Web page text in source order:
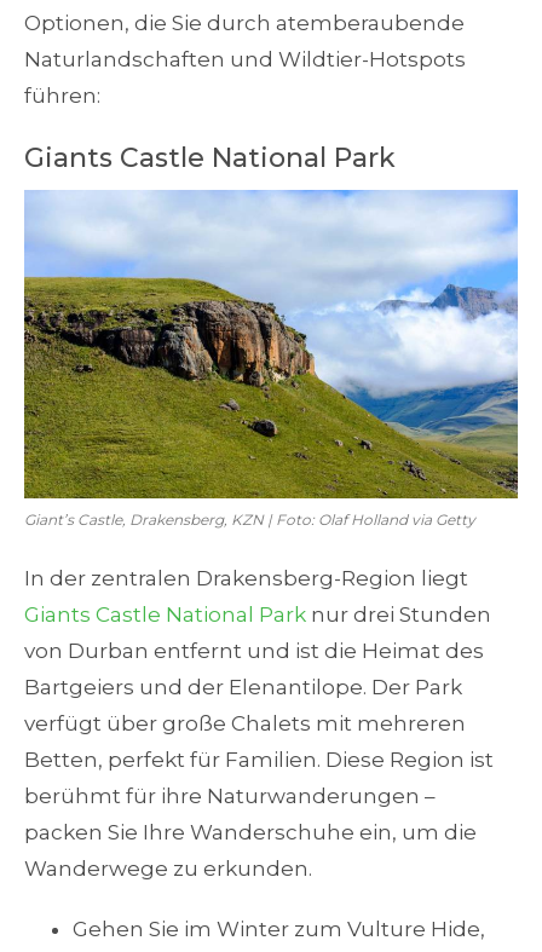
Optionen, die Sie durch atemberaubende
Naturlandschaften und Wildtier-Hotspots
führen:
Giants Castle National Park
Giant’s Castle, Drakensberg, KZN | Foto: Olaf Holland via Getty
In der zentralen Drakensberg-Region liegt
Giants Castle National Park nur drei Stunden
von Durban entfernt und ist die Heimat des
Bartgeiers und der Elenantilope. Der Park
verfügt über große Chalets mit mehreren
Betten, perfekt für Familien. Diese Region ist
berühmt für ihre Naturwanderungen –
packen Sie Ihre Wanderschuhe ein, um die
Wanderwege zu erkunden.
Gehen Sie im Winter zum Vulture Hide,